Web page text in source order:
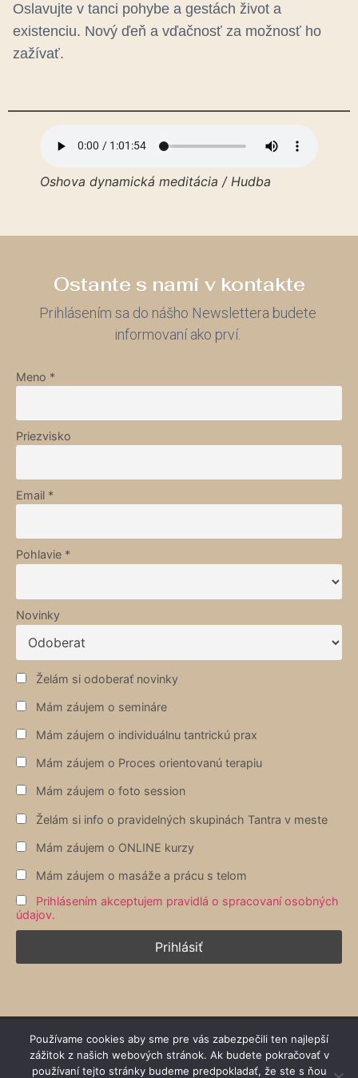
Oslavujte v tanci pohybe a gestách život a
existenciu. Nový ďeň a vďačnosť za možnosť ho
zažívať.
Oshova dynamická meditácia / Hudba
Ostante s nami v kontakte
Prihlásením sa do nášho Newslettera budete
informovaní ako prví.
Meno *
Priezvisko
Email *
Pohlavie *
Novinky
Želám si odoberať novinky
Mám záujem o semináre
Mám záujem o individuálnu tantrickú prax
Mám záujem o Proces orientovanú terapiu
Mám záujem o foto session
Želám si info o pravidelných skupinách Tantra v meste
Mám záujem o ONLINE kurzy
Mám záujem o masáže a prácu s telom
Prihlásením akceptujem pravidlá o spracovaní osobných
údajov.
Používame cookies aby sme pre vás zabezpečili ten najlepší
zážitok z našich webových stránok. Ak budete pokračovať v
používaní tejto stránky budeme predpokladať, že ste s ňou